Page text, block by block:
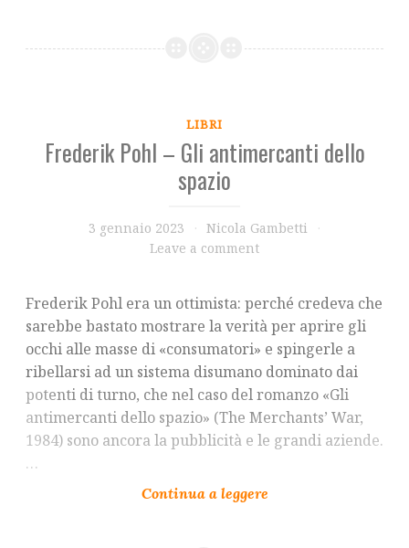
LIBRI
Frederik Pohl – Gli antimercanti dello
spazio
3 gennaio 2023
Nicola Gambetti
Leave a comment
Frederik Pohl era un ottimista: perché credeva che
sarebbe bastato mostrare la verità per aprire gli
occhi alle masse di «consumatori» e spingerle a
ribellarsi ad un sistema disumano dominato dai
potenti di turno, che nel caso del romanzo «Gli
antimercanti dello spazio» (The Merchants’ War,
1984) sono ancora la pubblicità e le grandi aziende.
…